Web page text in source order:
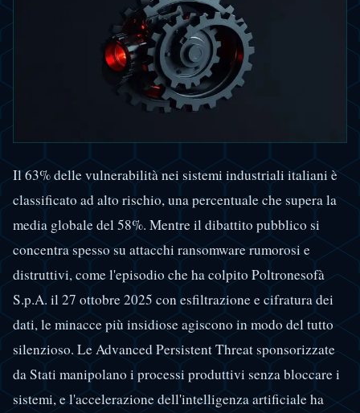
Il 63% delle vulnerabilità nei sistemi industriali italiani è
classificato ad alto rischio, una percentuale che supera la
media globale del 58%. Mentre il dibattito pubblico si
concentra spesso su attacchi ransomware rumorosi e
distruttivi, come l'episodio che ha colpito Poltronesofà
S.p.A. il 27 ottobre 2025 con esfiltrazione e cifratura dei
dati, le minacce più insidiose agiscono in modo del tutto
silenzioso. Le Advanced Persistent Threat sponsorizzate
da Stati manipolano i processi produttivi senza bloccare i
sistemi, e l'accelerazione dell'intelligenza artificiale ha